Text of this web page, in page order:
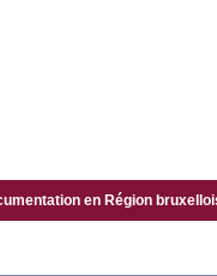
en Région